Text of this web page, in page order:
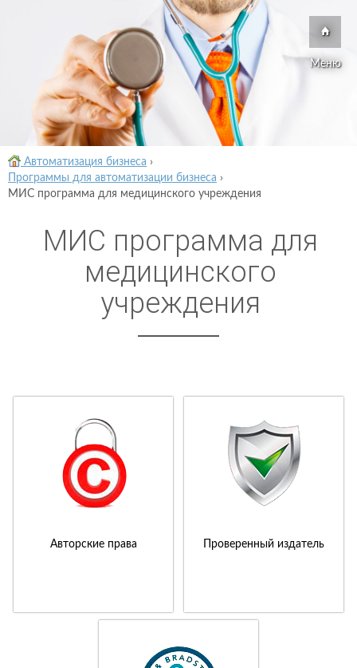
Меню
Автоматизация бизнеса ›
Программы для автоматизации бизнеса ›
МИС программа для медицинского учреждения
МИС программа для
медицинского
учреждения
Авторские права Проверенный издатель